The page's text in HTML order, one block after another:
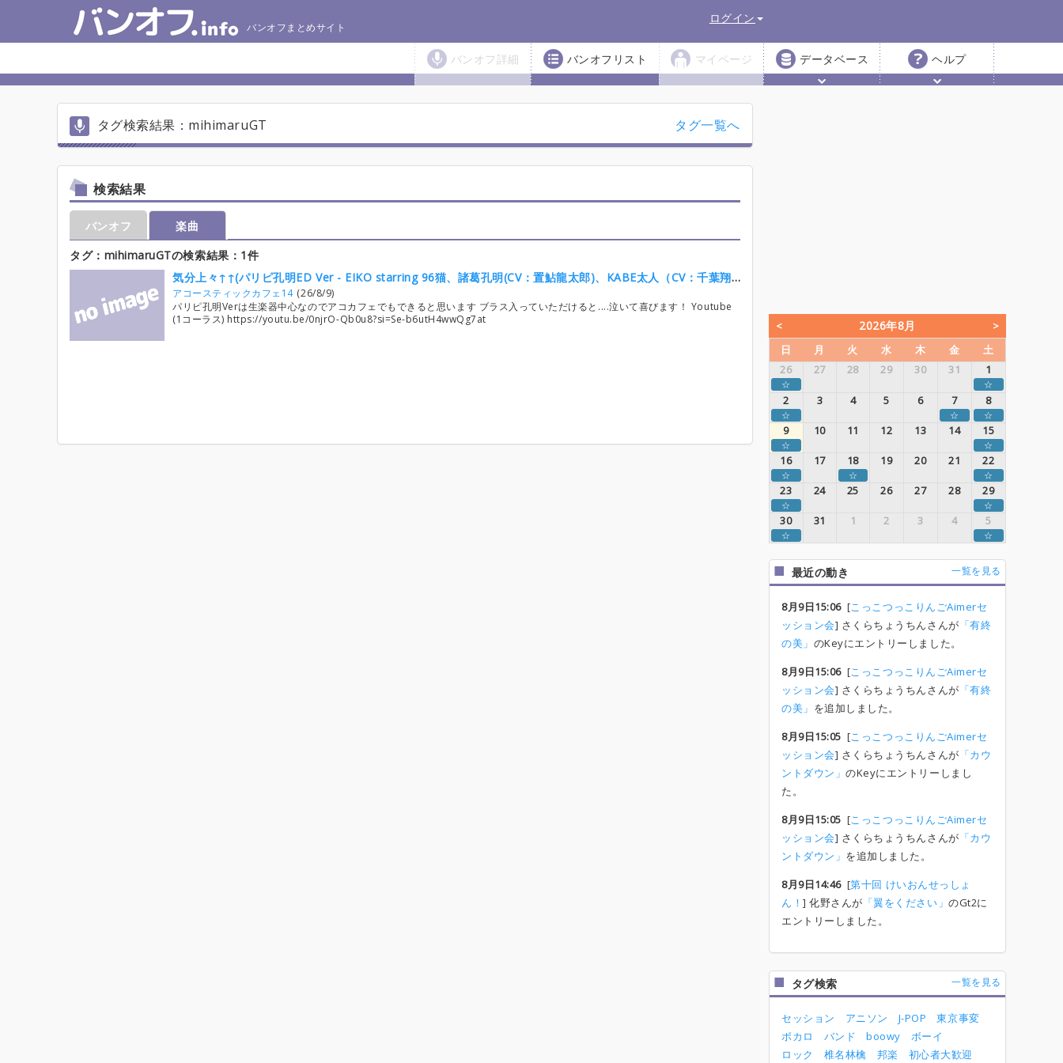
バンオフまとめサイト
ログイン
バンオフ詳細 バンオフリスト マイページ データベース ヘルプ
タグ検索結果：mihimaruGT タグ一覧へ
検索結果
バンオフ
楽曲
タグ：mihimaruGTの検索結果：1件
気分上々↑↑(パリピ孔明ED Ver - EIKO starring 96猫、諸葛孔明(CV：置鮎龍太郎)、KABE太人（CV：千葉翔也）、久遠七海 starring Lezel
アコースティックカフェ14 (26/8/9)
パリピ孔明Verは生楽器中心なのでアコカフェでもできると思います ブラス入っていただけると....泣いて喜びます！ Youtube
(1コーラス) https://youtu.be/0njrO-Qb0u8?si=Se-b6utH4wwQg7at
2026年8月
日 月 火 水 木 金
土
26
27 28 29 30 31 1
☆ ☆
2 3 4 5 6 7 8
☆ ☆ ☆
9 10 11 12 13 14 15
☆ ☆
16 17 18 19 20 21 22
☆ ☆ ☆
23 24 25 26 27 28 29
☆ ☆
30 31 1 2 3 4 5
☆ ☆
最近の動き 一覧を見る
8月9日15:06[こっこつっこりんごAimerセ
ッション会] さくらちょうちんさんが 「有終
の美」 のKeyにエントリーしました。
8月9日15:06[こっこつっこりんごAimerセ
ッション会] さくらちょうちんさんが 「有終
の美」 を追加しました。
8月9日15:05 [こっこつっこりんごAimerセ
ッション会] さくらちょうちんさんが 「カウ
ントダウン」のKeyにエントリーしまし
た。
8月9日15:05 [こっこつっこりんごAimerセ
ッション会] さくらちょうちんさんが 「カウ
ントダウン」 を追加しました。
8月9日14:46[第十回 けいおんせっしょ
ん！] 化野さんが 「翼をください」のGt2に
エントリーしました。
タグ検索 一覧を見る
セッション アニソン J-POP
東京事変
ボカロ
バンド boowy
ボーイ
ロック
椎名林檎 邦楽 初心者大歓迎